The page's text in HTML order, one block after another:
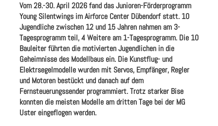
Vom 28.-30. April 2026 fand das Junioren-Förderprogramm
Young Silentwings im Airforce Center Dübendorf statt. 10
Jugendliche zwischen 12 und 15 Jahren nahmen am 3-
Tagesprogramm teil, 4 Weitere am 1-Tagesprogramm. Die 10
Bauleiter führten die motivierten Jugendlichen in die
Geheimnisse des Modellbaus ein. Die Kunstflug- und
Elektrsegelmodelle wurden mit Servos, Empfänger, Regler
und Motoren bestückt und danach auf dem
Fernsteuerungssender programmiert. Trotz starker Bise
konnten die meisten Modelle am dritten Tage bei der MG
Uster eingeflogen werden.